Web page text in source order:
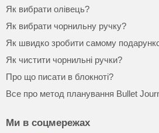
Як вибрати олівець?
Як вибрати чорнильну ручку?
Як швидко зробити самому
Як чистити чорнильні ручки?
Про що писати в блокноті?
Все про метод планування Bullet
Ми в соцмережах